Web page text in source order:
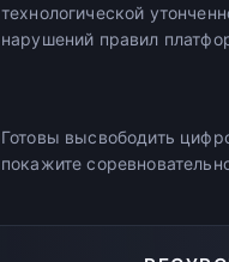
технологической
нарушений правил
Готовы высвободить
покажите